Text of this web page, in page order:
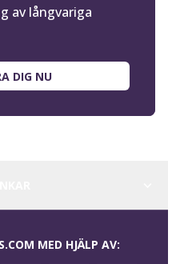
av långvariga
DIG NU
MED HJÄLP AV: